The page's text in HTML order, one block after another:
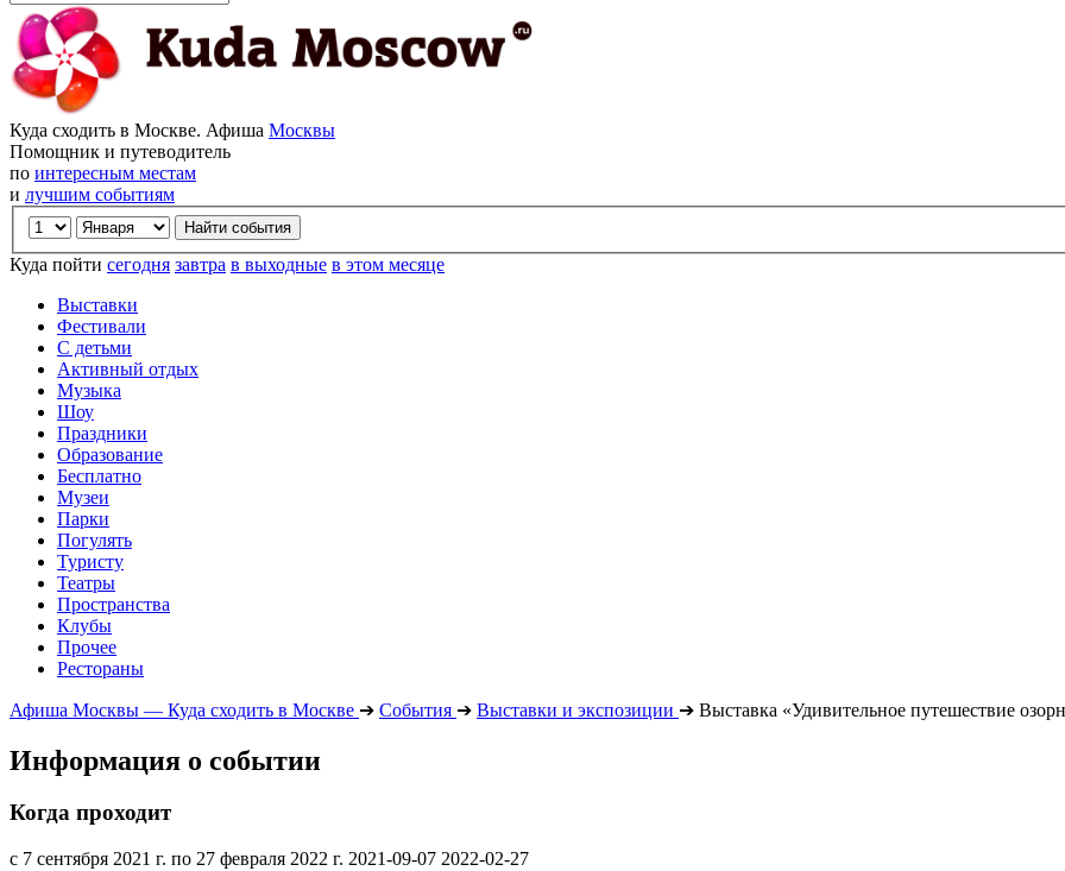
Куда сходить в Москве. Афиша Москвы
Помощник и путеводитель
по интересным местам
и лучшим событиям
Куда пойти сегодня завтра в выходные в этом месяце
Выставки
Фестивали
С детьми
Активный отдых
Музыка
Шоу
Праздники
Образование
Бесплатно
Музеи
Парки
Погулять
Туристу
Театры
Пространства
Клубы
Прочее
Рестораны
Афиша Москвы — Куда сходить в Москве ➔ События ➔ Выставки и экспозиции ➔ Выставка «Удивительное путешествие
Информация о событии
Когда проходит
с 7 сентября 2021 г. по 27 февраля 2022 г. 2021-09-07 2022-02-27